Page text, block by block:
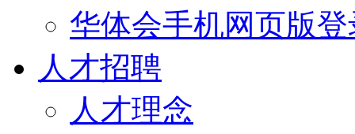
华体会手机网页版
人才招聘
人才理念